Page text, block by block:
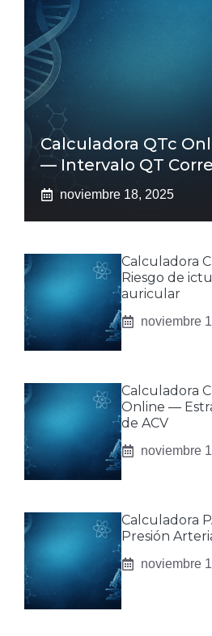
Calculadora QTc
— Intervalo QT
noviembre 18, 2025
Calculadora
Riesgo de
auricular
noviembre
Calculadora
Online —
de ACV
noviembre
Calculadora
Presión
noviembre